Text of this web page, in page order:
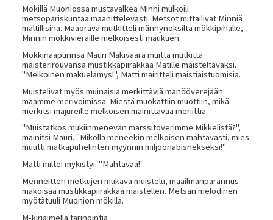
Mökillä Muoniossa mustavalkea Minni mulkoili
metsopariskuntaa maanittelevasti. Metsot mittailivat Minniä
maltillisina. Maaorava mutkitteli männynoksilta mökkipihalle,
Minnin mökkivieraille melkoisesti maukuen.
Mökkinaapurinsa Mauri Mäkivaara muitta mutkitta
maisterirouvansa mustikkapiirakkaa Matille maisteltavaksi.
"Melkoinen makuelämys!", Matti mairitteli maistiaistuomisia.
Muistelivat myös muinaisia merkittäviä manööverejään
maamme merivoimissa. Miestä muokattiin muottiin, mikä
merkitsi majureille melkoisen mainittavaa meriittiä.
"Muistatkos mukiinmenevän marssitoverimme Mikkelistä?",
mainitsi Mauri. "Mikolla meneekin melkoisen mahtavasti, mies
muutti matkapuhelinten myynnin miljoonabisnekseksi!"
Matti miltei mykistyi. "Mahtavaa!"
Menneitten metkujen mukava muistelu, maailmanparannus
makoisaa mustikkapiirakkaa maistellen. Metsän melodinen
myötätuuli Muonion mökillä.
M-kirjaimella tarinointia